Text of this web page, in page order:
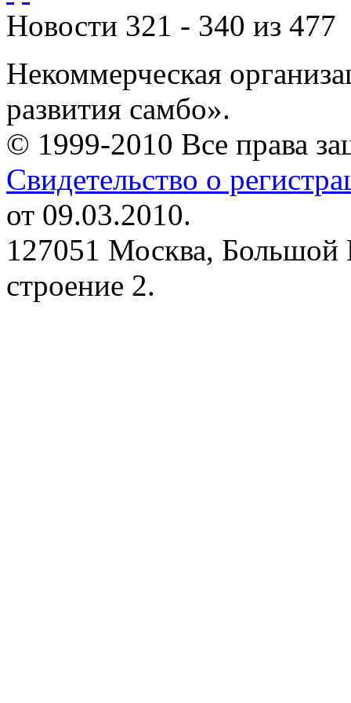
Новости 321 - 340 из 477
Некоммерческая
развития самбо».
© 1999-2010 Все права
Свидетельство о
от 09.03.2010.
127051 Москва, Большой
строение 2.